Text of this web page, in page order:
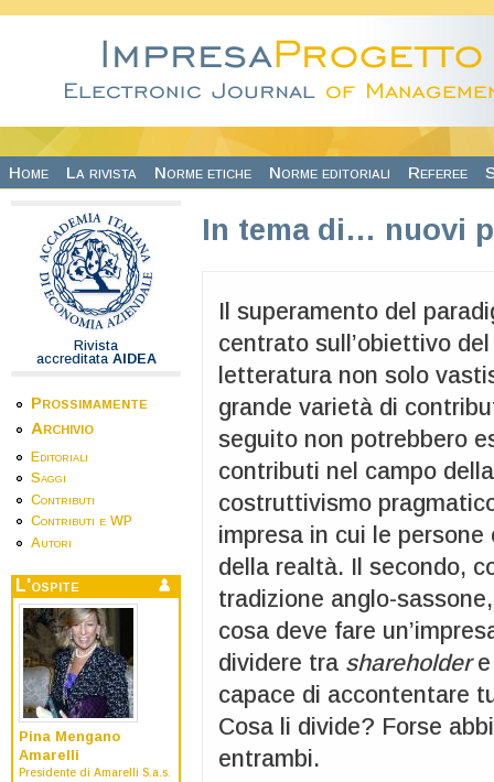
Home La rivista Norme etiche Norme editoriali Referee
Rivista
accreditata AIDEA
Prossimamente
Archivio
Editoriali
Saggi
Contributi
Contributi e WP
Autori
L'ospite
Pina Mengano
Amarelli
Presidente di Amarelli S.a.s.
In tema di… nuovi
Il superamento del
centrato sull’obiettivo
letteratura non solo
grande varietà di
seguito non potrebbero
contributi nel campo
costruttivismo
impresa in cui le
della realtà. Il secondo,
tradizione anglo-
cosa deve fare
dividere tra shareholder
capace di accontentare
Cosa li divide? Forse
entrambi.